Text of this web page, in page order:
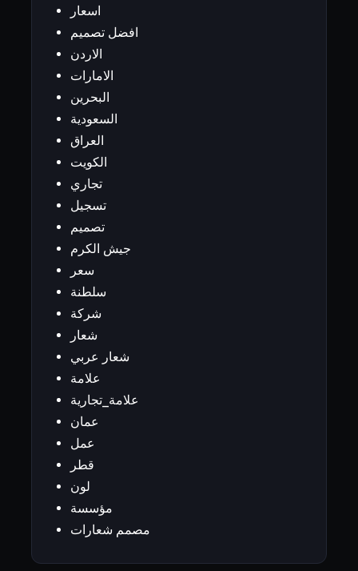
اسعار
افضل تصميم
الاردن
الامارات
البحرين
السعودية
العراق
الكويت
تجاري
تسجيل
تصميم
جيش الكرم
سعر
سلطنة
شركة
شعار
شعار عربي
علامة
علامة_تجارية
عمان
عمل
قطر
لون
مؤسسة
مصمم شعارات